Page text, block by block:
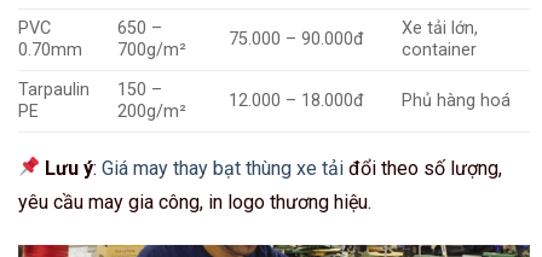
PVC
0.70mm
650 –
700g/m²
75.000 – 90.000đ
Xe tải lớn,
container
Tarpaulin
PE
150 –
200g/m²
12.000 – 18.000đ Phủ hàng hoá
Lưu ý:Giá may thay bạt thùng xe tải đổi theo số lượng,
yêu cầu may gia công, in logo thương hiệu.